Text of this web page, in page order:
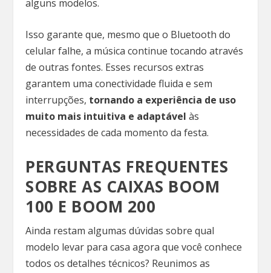
alguns modelos.
Isso garante que, mesmo que o Bluetooth do
celular falhe, a música continue tocando através
de outras fontes. Esses recursos extras
garantem uma conectividade fluida e sem
interrupções, tornando a experiência de uso
muito mais intuitiva e adaptável às
necessidades de cada momento da festa.
PERGUNTAS FREQUENTES
SOBRE AS CAIXAS BOOM
100 E BOOM 200
Ainda restam algumas dúvidas sobre qual
modelo levar para casa agora que você conhece
todos os detalhes técnicos? Reunimos as